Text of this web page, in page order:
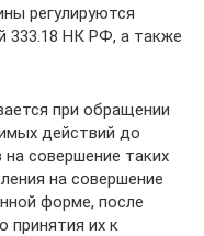
регулируются
333.18 НК РФ, а также
при обращении
действий до
совершение таких
на совершение
форме, после
принятия их к